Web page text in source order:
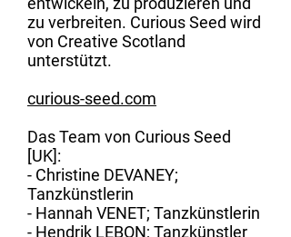
zu verbreiten. Curious Seed wird
von Creative Scotland
unterstützt.
curious-seed.com
Das Team von Curious Seed
[UK]:
- Christine DEVANEY;
Tanzkünstlerin
- Hannah VENET; Tanzkünstlerin
- Hendrik LEBON; Tanzkünstler